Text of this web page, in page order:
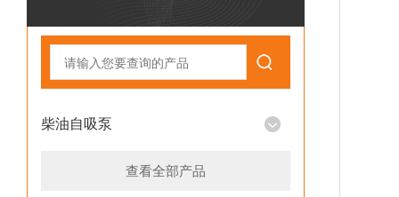
柴油自吸泵
查看全部产品